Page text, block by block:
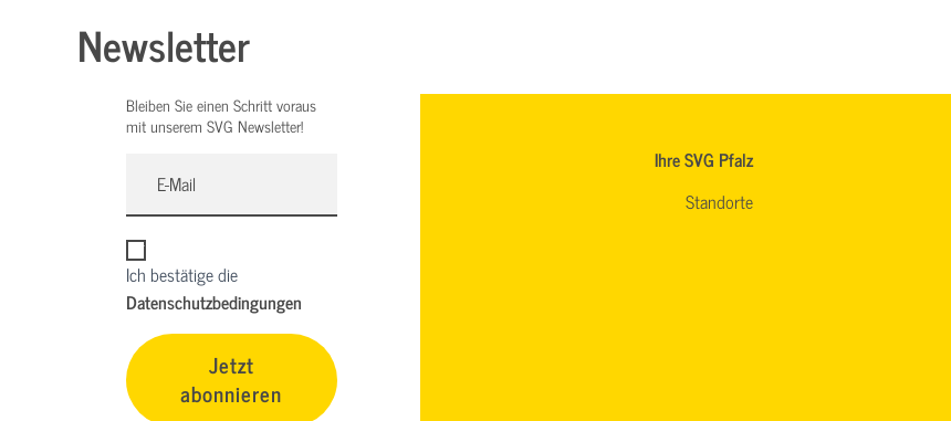
Newsletter
Bleiben Sie einen Schritt voraus
mit unserem SVG Newsletter!
Ich bestätige die
Datenschutzbedingungen
Jetzt
abonnieren
Ihre SVG Pfalz
Standorte